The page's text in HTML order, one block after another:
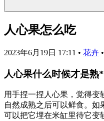
人心果怎么吃
2023年6月19日 17:11 • 花卉 •
人心果什么时候才是熟
用手捏一捏人心果，觉得
自然成熟之后可以鲜食。如
可以把它埋在米缸里待它变